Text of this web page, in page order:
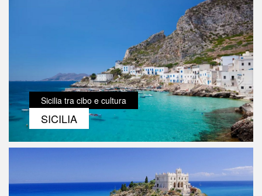
Sicilia tra cibo e cultura
SICILIA